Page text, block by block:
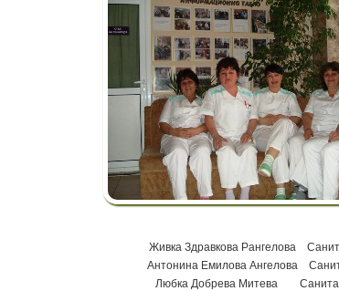
Живка Здравкова Рангелова
Антонина Емилова Ангелова
Любка Добрева Митева